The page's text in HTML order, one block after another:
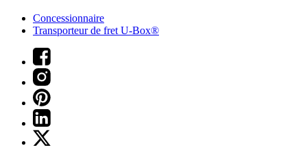
Concessionnaire
Transporteur de fret U-Box®